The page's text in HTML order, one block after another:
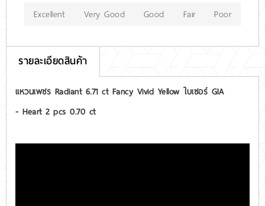
Excellent Very Good Good Fair Poor
รายละเอียดสินค้า
แหวนเพชร Radiant 6.71 ct Fancy Vivid Yellow ใบเซอร์ GIA
- Heart 2 pcs 0.70 ct